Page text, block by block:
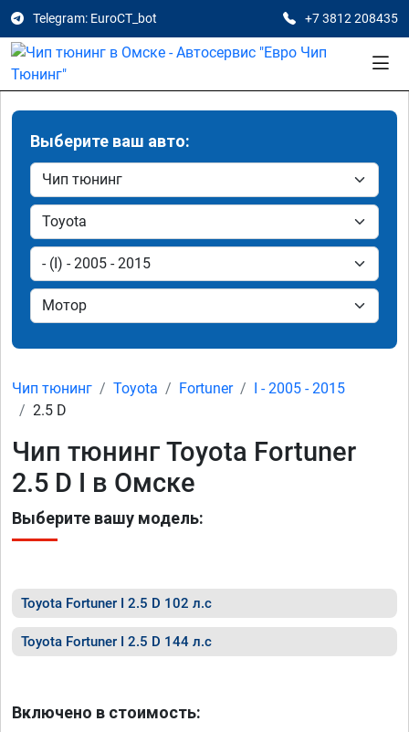
Telegram: EuroCT_bot +7 3812 208435
Выберите ваш авто:
Чип тюнинг Toyota Fortuner
I - 2005 - 2015
2.5 D
Чип тюнинг Toyota Fortuner
2.5 D I в Омске
Выберите вашу модель:
Toyota Fortuner I 2.5 D 102 л.с
Toyota Fortuner I 2.5 D 144 л.с
Включено в стоимость: